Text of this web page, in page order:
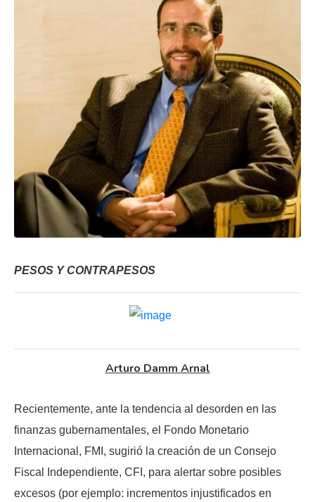
PESOS Y CONTRAPESOS
Arturo Damm Arnal
Recientemente, ante la tendencia al desorden en las
finanzas gubernamentales, el Fondo Monetario
Internacional, FMI, sugirió la creación de un Consejo
Fiscal Independiente, CFI, para alertar sobre posibles
excesos (por ejemplo: incrementos injustificados en